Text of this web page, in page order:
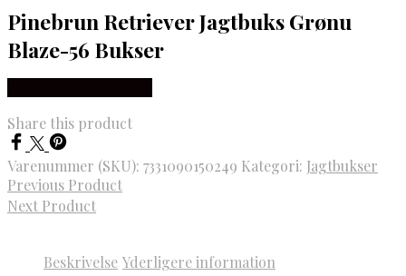
Pinebrun Retriever Jagtbuks Grønu
Blaze-56 Bukser
Share this product
Varenummer (SKU): 7331090150249 Kategori: Jagtbukser
Previous Product
Next Product
Beskrivelse Yderligere information